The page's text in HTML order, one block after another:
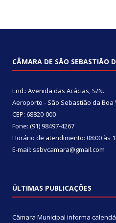
CÂMARA DE SÃO SEBASTIÃO
End.: Avenida das Acácias, S/N.
Aeroporto - São Sebastião da Boa
CEP: 68820-000
Fone: (91) 98497-4267
Horário de atendimento: 08:00 às
E-mail: ssbvcamara@gmail.com
ÚLTIMAS PUBLICAÇÕES
Câmara Municipal informa